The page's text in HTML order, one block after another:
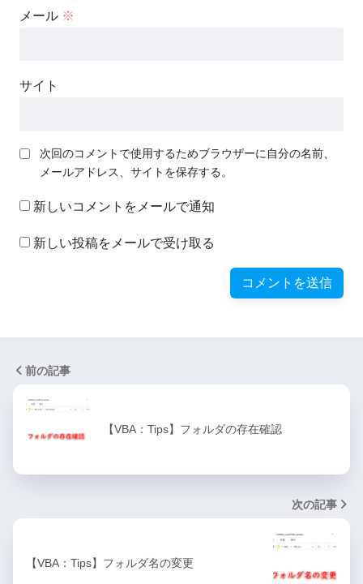
メール ※
サイト
次回のコメントで使用するためブラウザーに自分の名前、
メールアドレス、サイトを保存する。
新しいコメントをメールで通知
新しい投稿をメールで受け取る
前の記事
【VBA：Tips】フォルダの存在確認
次の記事
【VBA：Tips】フォルダ名の変更